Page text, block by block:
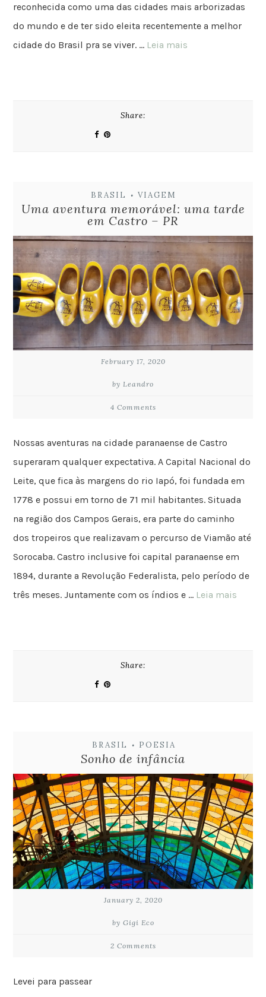
reconhecida como uma das cidades mais arborizadas
do mundo e de ter sido eleita recentemente a melhor
cidade do Brasil pra se viver. … Leia mais
Share:
BRASIL • VIAGEM
Uma aventura memorável: uma tarde
em Castro – PR
February 17, 2020
by Leandro
4 Comments
Nossas aventuras na cidade paranaense de Castro
superaram qualquer expectativa. A Capital Nacional do
Leite, que fica às margens do rio Iapó, foi fundada em
1778 e possui em torno de 71 mil habitantes. Situada
na região dos Campos Gerais, era parte do caminho
dos tropeiros que realizavam o percurso de Viamão até
Sorocaba. Castro inclusive foi capital paranaense em
1894, durante a Revolução Federalista, pelo período de
três meses. Juntamente com os índios e … Leia mais
Share:
BRASIL • POESIA
Sonho de infância
January 2, 2020
by Gigi Eco
2 Comments
Levei para passear